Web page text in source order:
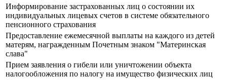
Информирование застрахованных лиц о состоянии их
индивидуальных лицевых счетов в системе обязательного
пенсионного страхования
Предоставление ежемесячной выплаты на каждого из детей
матерям, награжденным Почетным знаком "Материнская
слава"
Прием заявления о гибели или уничтожении объекта
налогообложения по налогу на имущество физических лиц